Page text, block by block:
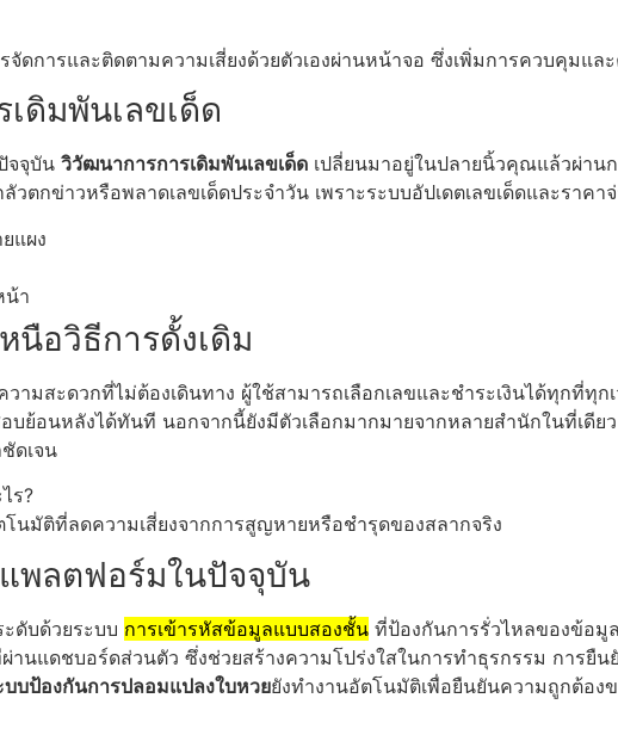
ดการและติดตามความเสี่ยงด้วยตัวเองผ่านหน้าจอ ซึ่งเพิ่มการควบคุมแล
ดิมพันเลขเด็ด
จจุบัน วิวัฒนาการการเดิมพันเลขเด็ด เปลี่ยนมาอยู่ในปลายนิ้วคุณแล้วผ่าน
กข่าวหรือพลาดเลขเด็ดประจำวัน เพราะระบบอัปเดตเลขเด็ดและราคา
แผง
น้า
นือวิธีการดั้งเดิม
ามสะดวกที่ไม่ต้องเดินทาง ผู้ใช้สามารถเลือกเลขและชำระเงินได้ทุกที่ทุ
ย้อนหลังได้ทันที นอกจากนี้ยังมีตัวเลือกมากมายจากหลายสำนักในที่เดียว
ดเจน
ร?
นมัติที่ลดความเสี่ยงจากการสูญหายหรือชำรุดของสลากจริง
พลตฟอร์มในปัจจุบัน
ดับด้วยระบบ การเข้ารหัสข้อมูลแบบสองชั้น ที่ป้องกันการรั่วไหลของข้อ
นแดชบอร์ดส่วนตัว ซึ่งช่วยสร้างความโปร่งใสในการทำธุรกรรม การยืน
บบป้องกันการปลอมแปลงใบหวยยังทำงานอัตโนมัติเพื่อยืนยันความถูกต้อง